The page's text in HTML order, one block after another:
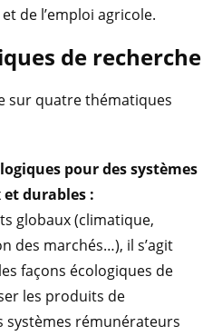
de l’emploi agricole.
de recherche
sur quatre thématiques
pour des systèmes
durables :
globaux (climatique,
des marchés…), il s’agit
façons écologiques de
les produits de
systèmes rémunérateurs